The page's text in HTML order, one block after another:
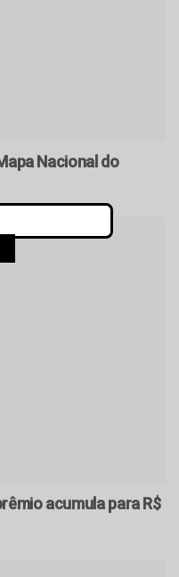
Nacional do
acumula para R$